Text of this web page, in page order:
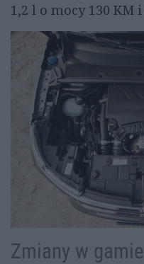
1,2 l o mocy 130
Zmiany w